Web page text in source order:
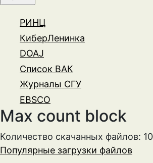
РИНЦ
КиберЛенинка
DOAJ
Список ВАК
Журналы СГУ
EBSCO
Max count block
Количество скачанных файлов:
Популярные загрузки файлов